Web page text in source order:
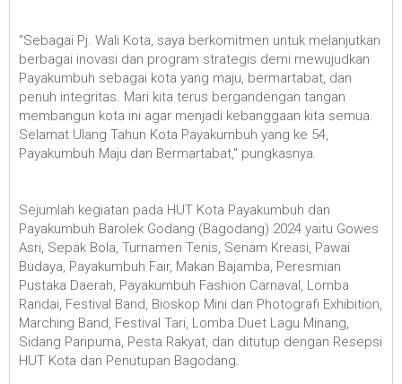
"Sebagai Pj. Wali Kota, saya berkomitmen untuk melanjutkan
berbagai inovasi dan program strategis demi mewujudkan
Payakumbuh sebagai kota yang maju, bermartabat, dan
penuh integritas. Mari kita terus bergandengan tangan
membangun kota ini agar menjadi kebanggaan kita semua.
Selamat Ulang Tahun Kota Payakumbuh yang ke 54,
Payakumbuh Maju dan Bermartabat," pungkasnya.
Sejumlah kegiatan pada HUT Kota Payakumbuh dan
Payakumbuh Barolek Godang (Bagodang) 2024 yaitu Gowes
Asri, Sepak Bola, Turnamen Tenis, Senam Kreasi, Pawai
Budaya, Payakumbuh Fair, Makan Bajamba, Peresmian
Pustaka Daerah, Payakumbuh Fashion Carnaval, Lomba
Randai, Festival Band, Bioskop Mini dan Photografi Exhibition,
Marching Band, Festival Tari, Lomba Duet Lagu Minang,
Sidang Paripurna, Pesta Rakyat, dan ditutup dengan Resepsi
HUT Kota dan Penutupan Bagodang.